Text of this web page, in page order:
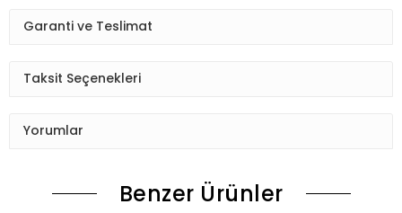
Garanti ve Teslimat
Taksit Seçenekleri
Yorumlar
Benzer Ürünler